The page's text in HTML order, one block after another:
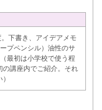
下書き、アイデアメモ
プペンシル）油性のサ
最初は小学校で使う程
の講座内でご紹介。それ